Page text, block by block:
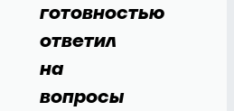
готовностью
ответил
на
вопросы